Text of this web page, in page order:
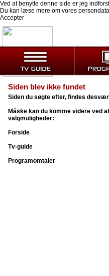
Ved at benytte denne side er jeg
Du kan læse mere om vores
Accepter
Siden blev ikke fundet
Siden du søgte efter, findes
Måske kan du komme videre ved
valgmuligheder:
Forside
Tv-guide
Programomtaler